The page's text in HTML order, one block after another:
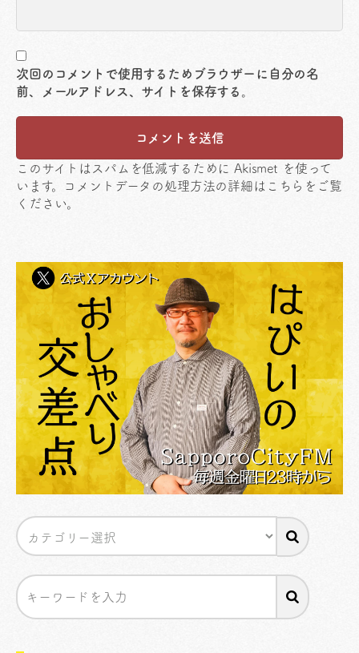
次回のコメントで使用するためブラウザーに自分の名
前、メールアドレス、サイトを保存する。
このサイトはスパムを低減するために Akismet を使って
います。
コメントデータの処理方法の詳細はこちらをご覧
ください。